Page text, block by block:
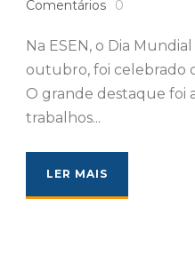
Comentários
0
Na ESEN, o Dia
outubro, foi celebrado
O grande destaque foi
trabalhos...
LER MAIS